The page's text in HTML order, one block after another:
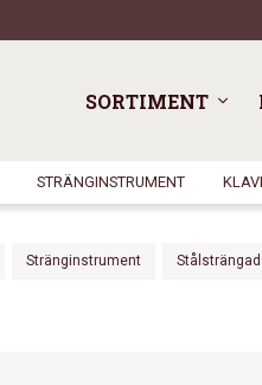
SORTIMENT
STRÄNGINSTRUMENT
Stränginstrument